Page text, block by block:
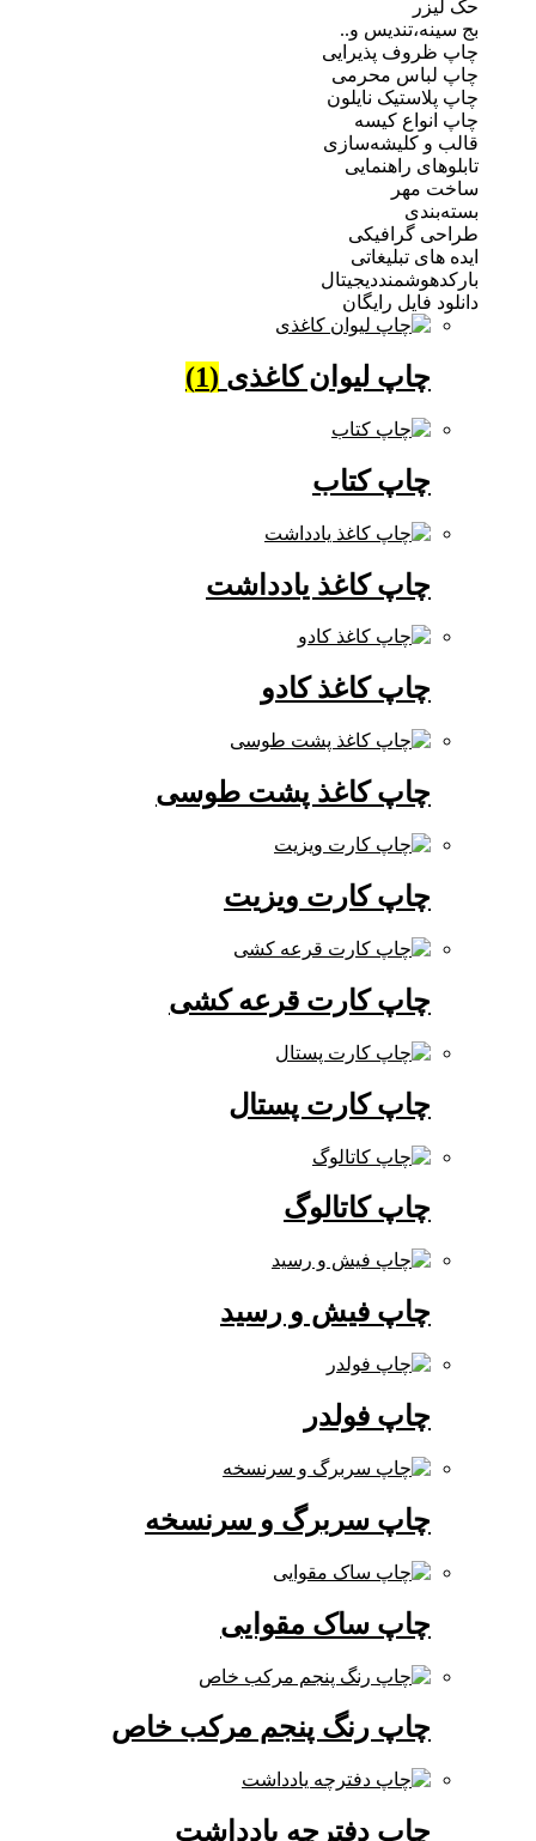
و..
پذیرایی
محرمی
نایلون
کیسه
کلیشه‌سازی
راهنمایی
گرافیکی
تبلیغاتی
فایل رایگان
چاپ لیوان کاغذی(1)
چاپ کتاب
چاپ کاغذ یادداشت
چاپ کاغذ کادو
چاپ کاغذ پشت طوسی
چاپ کارت ویزیت
چاپ کارت قرعه کشی
چاپ کارت پستال
چاپ کاتالوگ
چاپ فیش و رسید
چاپ فولدر
چاپ سربرگ و سرنسخه
چاپ ساک مقوایی
چاپ رنگ پنجم مرکب خاص
چاپ دفترچه یادداشت